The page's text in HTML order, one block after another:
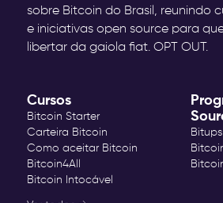
sobre Bitcoin do Brasil, reunindo
e iniciativas open source para
libertar da gaiola fiat. OPT OUT.
Cursos
Bitcoin Starter
Carteira Bitcoin
Como aceitar Bitcoin
Bitcoin4All
Bitcoin Intocável
Bitups